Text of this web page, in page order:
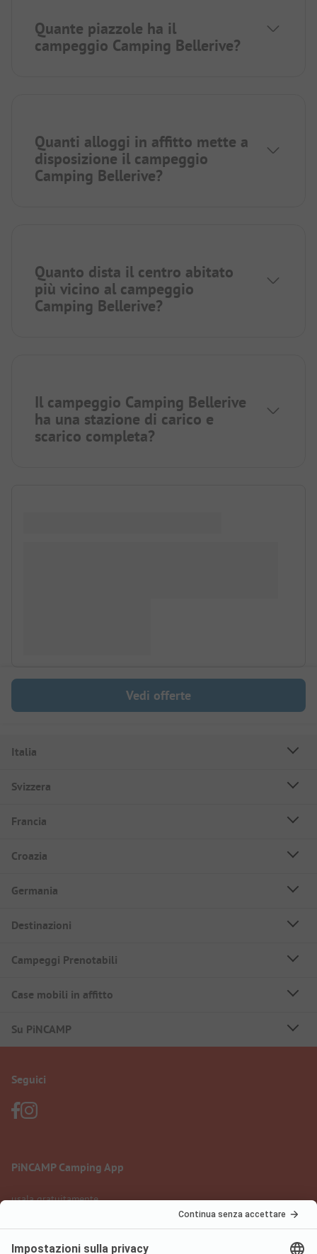
Quante piazzole ha il
campeggio Camping Bellerive?
Quanti alloggi in affitto mette a
disposizione il campeggio
Camping Bellerive?
Quanto dista il centro abitato
più vicino al campeggio
Camping Bellerive?
Il campeggio Camping Bellerive
ha una stazione di carico e
scarico completa?
Vedi offerte
Italia
Svizzera
Francia
Croazia
Germania
Destinazioni
Campeggi Prenotabili
Case mobili in affitto
Su PiNCAMP
Seguici
PiNCAMP Camping App
usala gratuitamente